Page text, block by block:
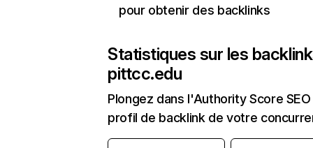
pour obtenir des backlinks
Statistiques sur les
pittcc.edu
Plongez dans l'Authority Score
profil de backlink de votre